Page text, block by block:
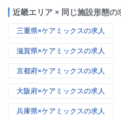
近畿エリア × 同じ施設形態の
三重県×ケアミックスの求人
滋賀県×ケアミックスの求人
京都府×ケアミックスの求人
大阪府×ケアミックスの求人
兵庫県×ケアミックスの求人